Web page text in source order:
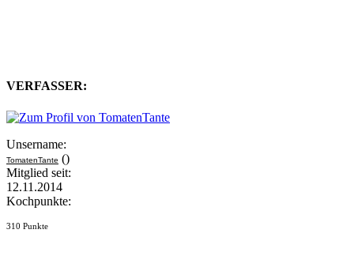
VERFASSER:
Unsername:
TomatenTante ()
Mitglied seit:
12.11.2014
Kochpunkte:
310 Punkte